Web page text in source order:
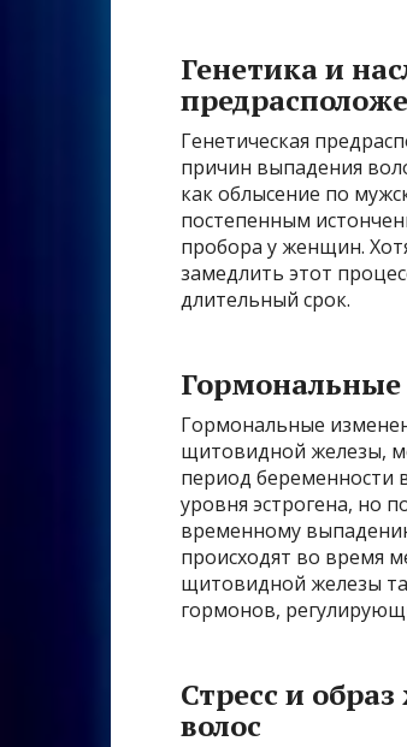
Генетика и
Генетическая
причин выпадения
как облысение по
постепенным
пробора у женщин.
замедлить этот
длительный срок.
Гормональные
Гормональные
щитовидной железы,
период беременности
уровня эстрогена, но
временному
происходят во время
щитовидной железы
гормонов,
Стресс и
волос